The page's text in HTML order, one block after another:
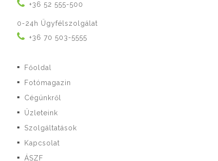
+36 52 555-500
0-24h Ügyfélszolgálat
+36 70 503-5555
■ Főoldal
■ Fotómagazin
■ Cégünkről
■ Üzleteink
■ Szolgáltatások
■ Kapcsolat
■ ÁSZF